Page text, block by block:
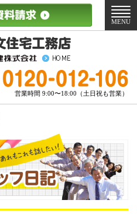
営業時間 9:00〜18:00（土日祝も営業）
メ
ニ
MENU